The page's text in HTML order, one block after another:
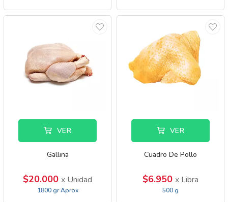
VER
Gallina
$20.000 x Unidad
1800 gr Aprox
VER
Cuadro De Pollo
$6.950 x Libra
500 g